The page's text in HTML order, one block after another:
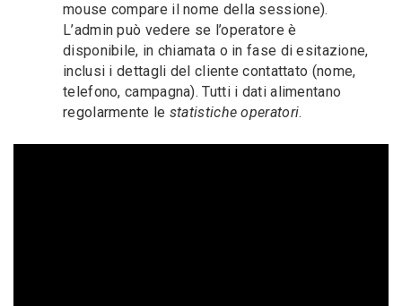
mouse compare il nome della sessione).
L’admin può vedere se l’operatore è
disponibile, in chiamata o in fase di esitazione,
inclusi i dettagli del cliente contattato (nome,
telefono, campagna). Tutti i dati alimentano
regolarmente le statistiche operatori.